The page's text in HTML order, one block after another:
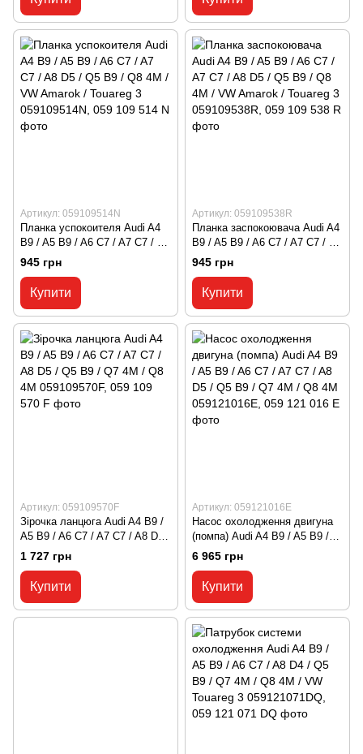
Артикул: 059109514N
Планка успокоителя Audi A4
B9 / A5 B9 / A6 C7 / A7 C7 / A8
D5 / Q5 B9 / Q8 4M / VW
Amarok / Touareg 3
059109514N, 059 109 514 N
945 грн
Купити
Артикул: 059109538R
Планка заспокоювача Audi A4
B9 / A5 B9 / A6 C7 / A7 C7 / A8
D5 / Q5 B9 / Q8 4M / VW
Amarok / Touareg 3
059109538R, 059 109 538 R
945 грн
Купити
Артикул: 059109570F
Зірочка ланцюга Audi A4 B9 /
A5 B9 / A6 C7 / A7 C7 / A8 D5 /
Q5 B9 / Q7 4M / Q8 4M
059109570F, 059 109 570 F
1 727 грн
Купити
Артикул: 059121016E
Насос охолодження двигуна
(помпа) Audi A4 B9 / A5 B9 /
A6 C7 / A7 C7 / A8 D5 / Q5 B9
/ Q7 4M / Q8 4M 059121016E,
059 121 016 E
6 965 грн
Купити